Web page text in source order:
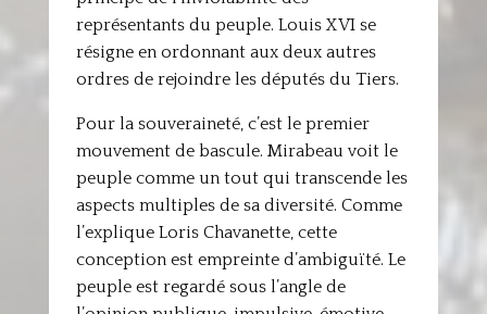
représentants du peuple. Louis XVI se
résigne en ordonnant aux deux autres
ordres de rejoindre les députés du Tiers.
Pour la souveraineté, c’est le premier
mouvement de bascule. Mirabeau voit le
peuple comme un tout qui transcende les
aspects multiples de sa diversité. Comme
l’explique Loris Chavanette, cette
conception est empreinte d’ambiguïté. Le
peuple est regardé sous l’angle de